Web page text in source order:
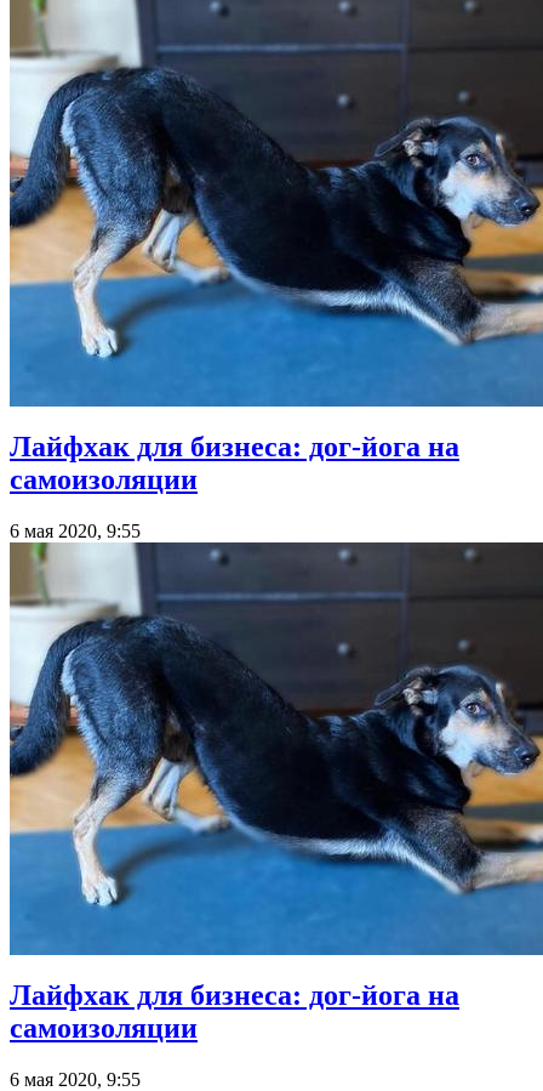
Лайфхак для бизнеса: дог-йога на
самоизоляции
6 мая 2020, 9:55
Лайфхак для бизнеса: дог-йога на
самоизоляции
6 мая 2020, 9:55